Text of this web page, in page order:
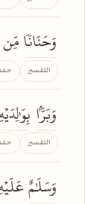
وَحَنَانٗامِّن
التفسير
وَبَرَّۢا بِوَٰلِدَيۡهِ
التفسير
وَسَلَٰمٌ